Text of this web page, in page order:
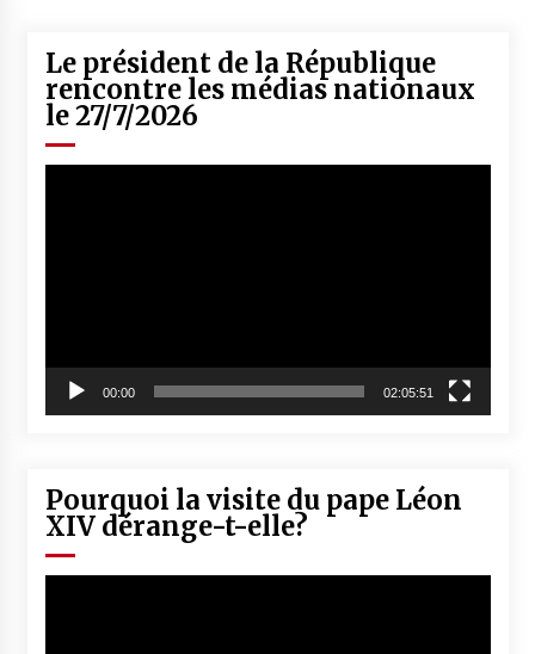
Le président de la République
rencontre les médias nationaux
le 27/7/2026
00:00 02:05:51
Pourquoi la visite du pape Léon
XIV dérange-t-elle?